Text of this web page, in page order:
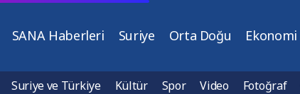
SANA Haberleri Suriye Orta Doğu Ekonomi
Suriye ve Türkiye Kültür Spor Video Fotoğraf